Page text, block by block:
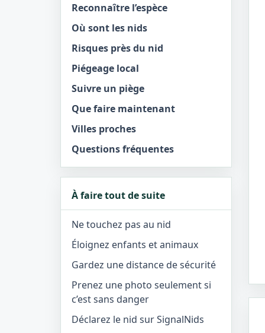
Reconnaître l’espèce
Où sont les nids
Risques près du nid
Piégeage local
Suivre un piège
Que faire maintenant
Villes proches
Questions fréquentes
À faire tout de suite
Ne touchez pas au nid
Éloignez enfants et animaux
Gardez une distance de sécurité
Prenez une photo seulement si
c’est sans danger
Déclarez le nid sur SignalNids